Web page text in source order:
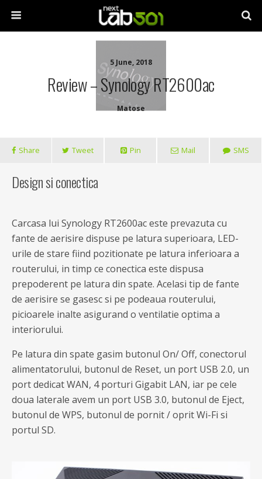
5 June, 2018
Review – Synology RT2600ac
Matose
Share Tweet Pin Mail SMS
Design si conectica
Carcasa lui Synology RT2600ac este prevazuta cu
fante de aerisire dispuse pe latura superioara, LED-
urile de stare fiind pozitionate pe latura inferioara a
routerului, in timp ce conectica este dispusa
prepoderent pe latura din spate. Acelasi tip de fante
de aerisire se gasesc si pe podeaua routerului,
picioarele inalte asigurand o ventilatie optima a
interiorului.
Pe latura din spate gasim butonul On/ Off, conectorul
alimentatorului, butonul de Reset, un port USB 2.0, un
port dedicat WAN, 4 porturi Gigabit LAN, iar pe cele
doua laterale avem un port USB 3.0, butonul de Eject,
butonul de WPS, butonul de pornit / oprit Wi-Fi si
portul SD.